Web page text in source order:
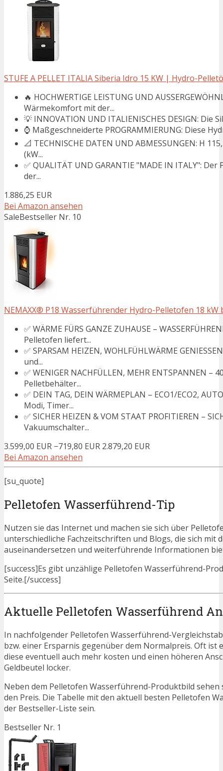
STUFE A PELLET ITALIA Siberia Idro 15 KW | Hydro-
🔥 HOCHWERTIGE LEISTUNG UND
Wärmekomfort mit der...
💡 INNOVATION UND ITALIENISCHES DESIGN:
⌚ Maßgeschneiderte PROGRAMMIERUNG: Diese
📐 TECHNISCHE DATEN UND ABMESSUNGEN: H
(kW...
✅ QUALITÄT UND GARANTIE "MADE IN ITALY":
der...
1.886,25 EUR
Bei Amazon ansehen
SaleBestseller Nr. 10
NEMAXX® P18 Wasserführender Hydro-Pelletofen 18 kW
✅ WÄRME FÜRS GANZE ZUHAUSE –
Pelletofen liefert...
✅ SPARSAM HEIZEN, WOHLFÜHLWÄRME
und...
✅ WENIGER NACHFÜLLEN, MEHR ENTSPANNEN –
Pelletbehälter...
✅ DEIN TAG, DEIN WÄRMEPLAN – ECO1/ECO2,
Modi, Timer...
✅ SICHER HEIZEN & VOM STAAT PROFITIEREN –
Vakuumschalter...
3.599,00 EUR −719,80 EUR 2.879,20 EUR
Bei Amazon ansehen
[su_quote]
Pelletofen Wasserführend-Tip
Nutzen sie das Internet und machen sie sich über
unterschiedliche Fachzeitschriften und Blogs, die sich
auseinandersetzen und weiterführende Informationen
[success]Es gibt unzählige Pelletofen Wasserführend-
Seite.[/success]
Aktuelle Pelletofen Wasserführend
In nachfolgender Pelletofen Wasserführend-
bzw. einer Ersparnis gegenüber dem Normalpreis. Oft
diese eventuell auch mehr kosten und einen höheren
Geldbeutel locker.
Neben dem Pelletofen Wasserführend-Produktbild
den Preis. Die Tabelle mit den aktuell besten Pelletofen
der Bestseller-Liste sein.
Bestseller Nr. 1